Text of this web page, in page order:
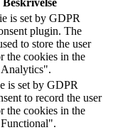
Beskrivelse
is set by GDPR
plugin. The
to store the user
the cookies in the
is set by GDPR
to record the user
the cookies in the